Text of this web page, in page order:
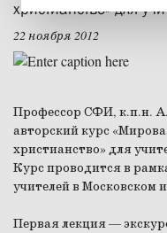
христианство» для
22 ноября 2012
Профессор СФИ, к.п.н.
авторский курс
христианство» для
Курс проводится в
учителей в Московском
Первая лекция —